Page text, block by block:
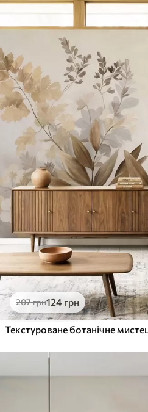
207грн124 грн